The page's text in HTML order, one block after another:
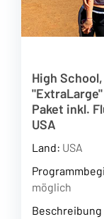
High
Paket inkl.
USA
Land: USA
möglich
Beschreibung